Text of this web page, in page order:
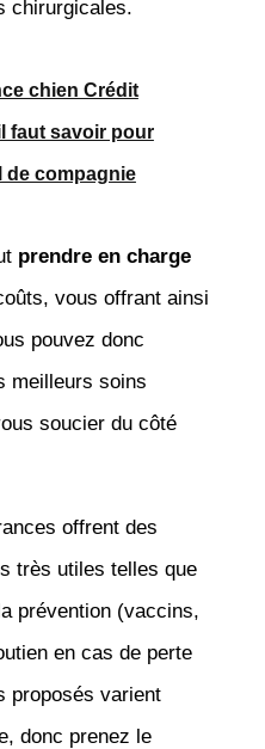
chirurgicales.
chien Crédit
faut savoir pour
de compagnie
prendre en charge
vous offrant ainsi
pouvez donc
meilleurs soins
soucier du côté
offrent des
très utiles telles que
prévention (vaccins,
en cas de perte
proposés varient
donc prenez le